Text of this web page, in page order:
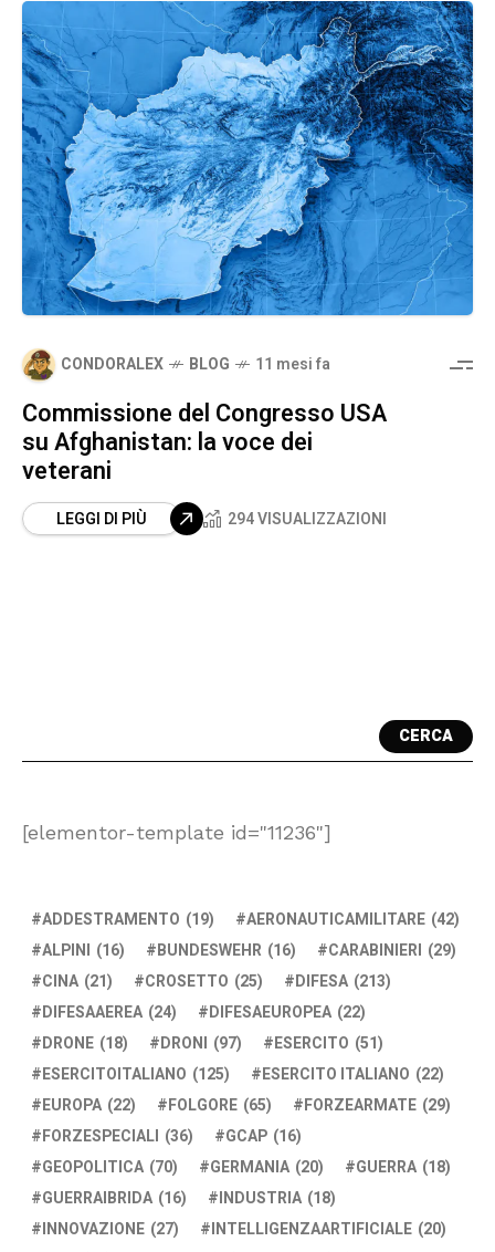
CONDORALEX BLOG 11 mesi fa
Commissione del Congresso USA
su Afghanistan: la voce dei
veterani
LEGGI DI PIÙ 294 VISUALIZZAZIONI
CERCA
[elementor-template id="11236"]
ADDESTRAMENTO (19) AERONAUTICAMILITARE (42)
ALPINI (16) BUNDESWEHR (16) CARABINIERI (29)
CINA (21) CROSETTO (25) DIFESA (213)
DIFESAAEREA (24) DIFESAEUROPEA (22)
DRONE (18) DRONI (97) ESERCITO (51)
ESERCITOITALIANO (125) ESERCITO ITALIANO (22)
EUROPA (22) FOLGORE (65) FORZEARMATE (29)
FORZESPECIALI (36) GCAP (16)
GEOPOLITICA (70) GERMANIA (20) GUERRA (18)
GUERRAIBRIDA (16) INDUSTRIA (18)
INNOVAZIONE (27) INTELLIGENZAARTIFICIALE (20)